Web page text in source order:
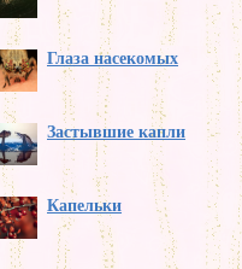
Глаза насекомых
Застывшие капли
Капельки